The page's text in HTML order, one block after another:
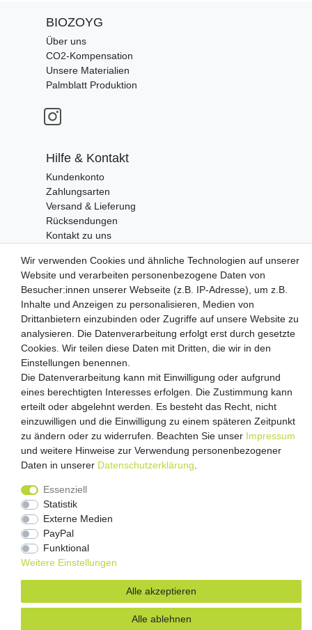
BIOZOYG
Über uns
CO2-Kompensation
Unsere Materialien
Palmblatt Produktion
Hilfe & Kontakt
Kundenkonto
Zahlungsarten
Versand & Lieferung
Rücksendungen
Kontakt zu uns
Zahlungsanbieter
Versandpartner
Impressum Daten­schutz­erklärung
Barrierefreiheitserklärung
Wir verwenden Cookies und ähnliche Technologien auf unserer
Website und verarbeiten personenbezogene Daten von
Besucher:innen unserer Webseite (z.B. IP-Adresse), um z.B.
Inhalte und Anzeigen zu personalisieren, Medien von
Drittanbietern einzubinden oder Zugriffe auf unsere Website zu
analysieren. Die Datenverarbeitung erfolgt erst durch gesetzte
Cookies. Wir teilen diese Daten mit Dritten, die wir in den
Einstellungen benennen.
Die Datenverarbeitung kann mit Einwilligung oder aufgrund
eines berechtigten Interesses erfolgen. Die Zustimmung kann
erteilt oder abgelehnt werden. Es besteht das Recht, nicht
einzuwilligen und die Einwilligung zu einem späteren Zeitpunkt
zu ändern oder zu widerrufen. Beachten Sie unser Impressum
und weitere Hinweise zur Verwendung personenbezogener
Daten in unserer Daten­schutz­erklärung
Essenziell
Statistik
Externe Medien
PayPal
Funktional
Weitere Einstellungen
Alle akzeptieren
Alle ablehnen